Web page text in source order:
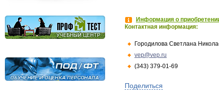
Информация о
Контактная информация:
Городилова Светлана
vep@vep.ru
(343) 379-01-69
Поделиться